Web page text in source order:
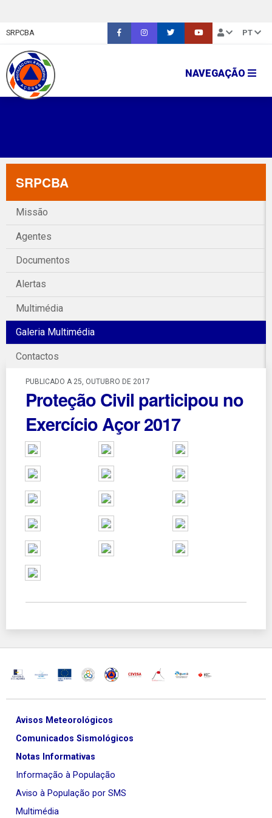
SRPCBA PT
NAVEGAÇÃO
SRPCBA
Missão
Agentes
Documentos
Alertas
Multimédia
Galeria Multimédia
Contactos
PUBLICADO A 25, OUTUBRO DE 2017
Proteção Civil participou no
Exercício Açor 2017
Avisos Meteorológicos
Comunicados Sismológicos
Notas Informativas
Informação à População
Aviso à População por SMS
Multimédia